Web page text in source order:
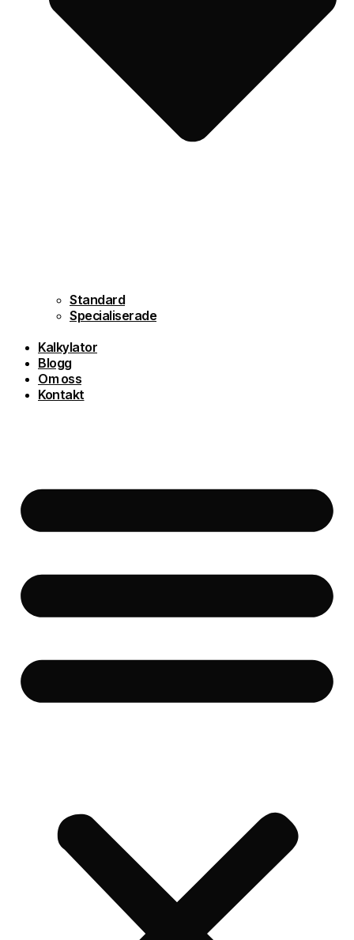
Standard
Specialiserade
Kalkylator
Blogg
Om oss
Kontakt